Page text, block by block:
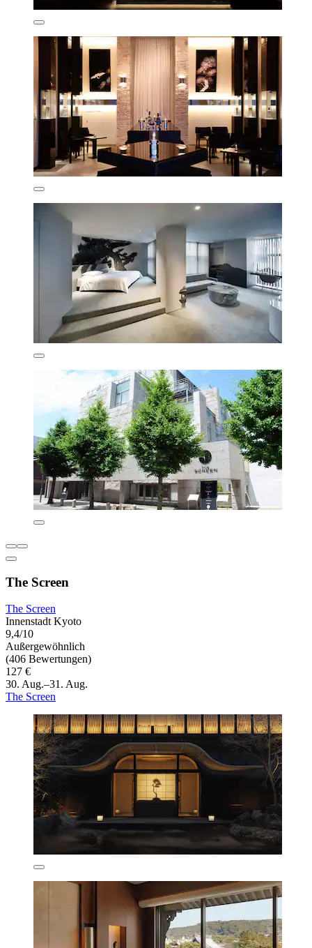
The Screen
The Screen
Innenstadt Kyoto
9,4/10
Außergewöhnlich
(406 Bewertungen)
127 €
30. Aug.–31. Aug.
The Screen